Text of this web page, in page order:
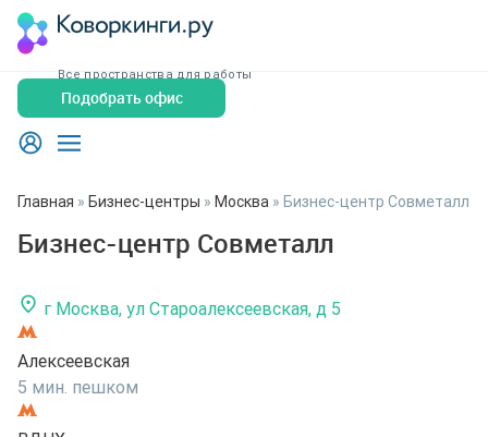
Все пространства для работы
Подобрать офис
Главная » Бизнес-центры » Москва » Бизнес-центр Совметалл
Бизнес-центр Совметалл
г Москва, ул Староалексеевская, д 5
Алексеевская
5 мин. пешком